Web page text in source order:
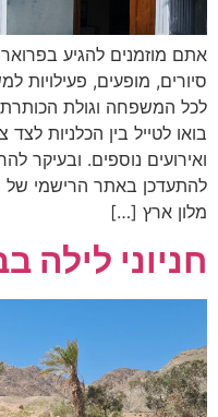
סיורים, מופעים, פעילויות
לכל המשפחה וגולת
בואו לטייל בין הכלניות
ואירועים נוספים. ובעיקר
להתעדכן באתר הרישמי של
מלון ארץ […]
חניוני